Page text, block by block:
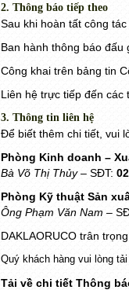
2. Thông báo tiếp theo
Sau khi hoàn tất công
Ban hành thông báo đấu
Công khai trên bảng tin
Liên hệ trực tiếp đến các
3. Thông tin liên hệ
Để biết thêm chi tiết, vui
Phòng Kinh doanh –
Bà Võ Thị Thủy– SĐT:
Phòng Kỹ thuật Sản
Ông Phạm Văn Nam –
DAKLAORUCO trân
Quý khách hàng vui lòng
Tải về chi tiết Thông